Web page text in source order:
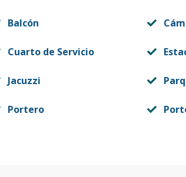
Balcón
Cuarto de Servicio
Jacuzzi
Portero